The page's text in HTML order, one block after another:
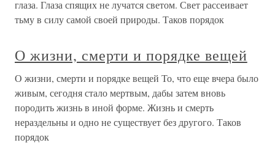
глаза. Глаза спящих не лучатся светом. Свет рассеивает
тьму в силу самой своей природы. Таков порядок
О жизни, смерти и порядке вещей
О жизни, смерти и порядке вещей То, что еще вчера было
живым, сегодня стало мертвым, дабы затем вновь
породить жизнь в иной форме. Жизнь и смерть
нераздельны и одно не существует без другого. Таков
порядок